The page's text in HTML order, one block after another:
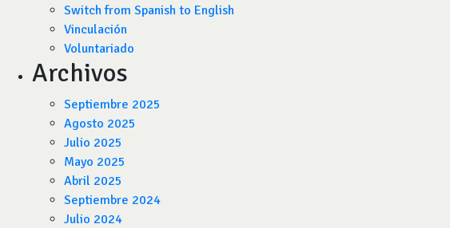
Switch from Spanish to English
Vinculación
Voluntariado
Archivos
Septiembre 2025
Agosto 2025
Julio 2025
Mayo 2025
Abril 2025
Septiembre 2024
Julio 2024